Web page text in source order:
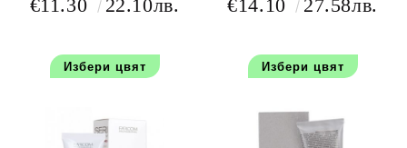
€11.30 22.10лв.
Избери цвят
€14.10 27.58лв.
Избери цвят